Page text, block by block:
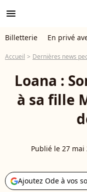
menu
Billetterie En privé
Accueil Dernières news
Loana :
à sa fille
Publié le 27 mai
Ajoutez Ode à vos